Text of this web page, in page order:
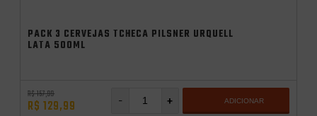
PACK 3 CERVEJAS TCHECA PILSNER URQUELL
LATA 500ML
R$ 157,99
R$ 129,99 +
- ADICIONAR